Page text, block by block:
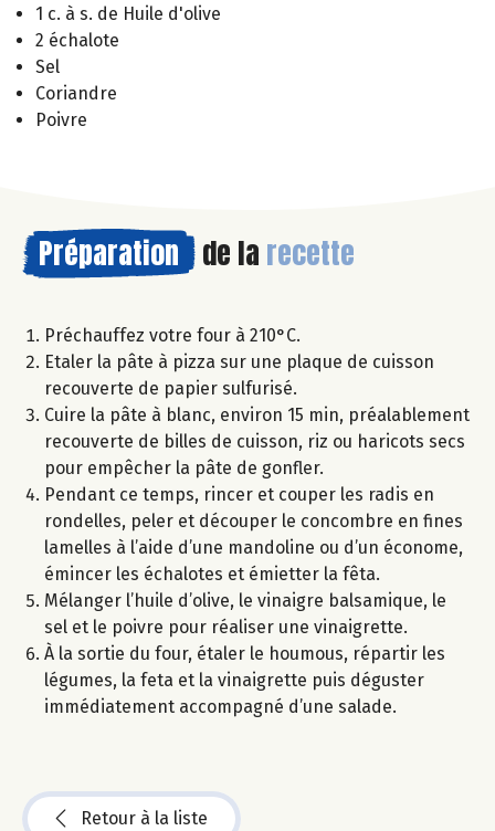
1 c. à s. de Huile d'olive
2 échalote
Sel
Coriandre
Poivre
Préparation de la recette
Préchauffez votre four à 210°C.
Etaler la pâte à pizza sur une plaque de cuisson
recouverte de papier sulfurisé.
Cuire la pâte à blanc, environ 15 min, préalablement
recouverte de billes de cuisson, riz ou haricots secs
pour empêcher la pâte de gonfler.
Pendant ce temps, rincer et couper les radis en
rondelles, peler et découper le concombre en fines
lamelles à l’aide d’une mandoline ou d’un économe,
émincer les échalotes et émietter la fêta.
Mélanger l’huile d’olive, le vinaigre balsamique, le
sel et le poivre pour réaliser une vinaigrette.
À la sortie du four, étaler le houmous, répartir les
légumes, la feta et la vinaigrette puis déguster
immédiatement accompagné d’une salade.
Retour à la liste